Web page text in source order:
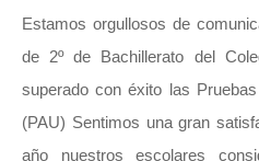
Estamos orgullosos de
de 2º de Bachillerato del
superado con éxito las
(PAU) Sentimos una gran
año nuestros escolares